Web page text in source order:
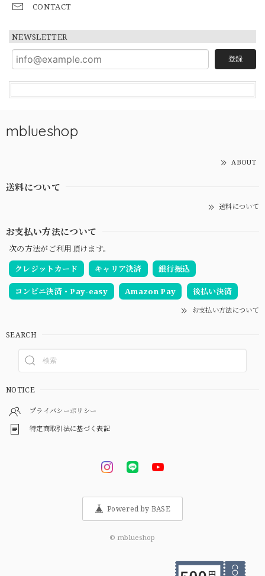
CONTACT
NEWSLETTER
登録
mblueshop
ABOUT
送料について
送料について
お支払い方法について
次の方法がご利用頂けます。
クレジットカード
キャリア決済 銀行振込
コンビニ決済・Pay-easy Amazon Pay 後払い決済
お支払い方法について
SEARCH
NOTICE
プライバシーポリシー
特定商取引法に基づく表記
Powered by BASE
© mblueshop